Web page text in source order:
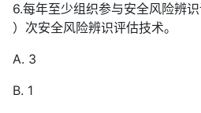
6.每年至少组织参与安全风险辨
）次安全风险辨识评估技术。
A. 3
B. 1